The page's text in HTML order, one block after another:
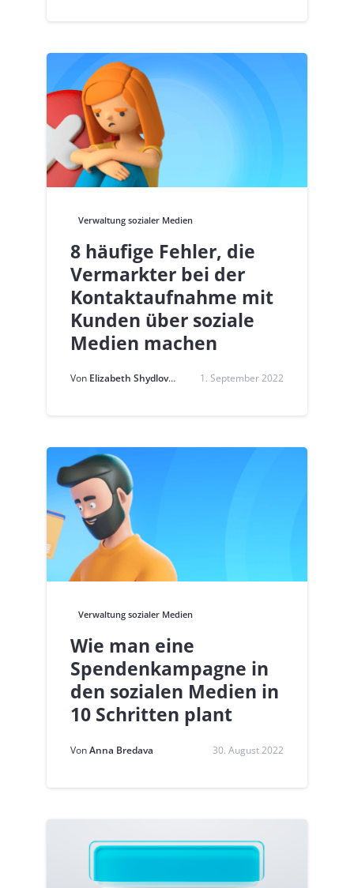
Verwaltung sozialer Medien
8 häufige Fehler, die
Vermarkter bei der
Kontaktaufnahme mit
Kunden über soziale
Medien machen
Von Elizabeth Shydlovich 1. September 2022
Verwaltung sozialer Medien
Wie man eine
Spendenkampagne in
den sozialen Medien in
10 Schritten plant
VonAnna Bredava 30. August 2022